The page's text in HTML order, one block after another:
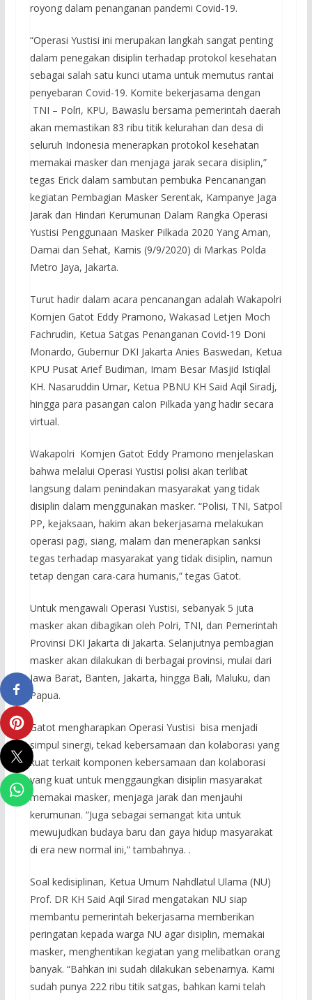
royong dalam penanganan pandemi Covid-19.
“Operasi Yustisi ini merupakan langkah sangat penting
dalam penegakan disiplin terhadap protokol kesehatan
sebagai salah satu kunci utama untuk memutus rantai
penyebaran Covid-19. Komite bekerjasama dengan
TNI – Polri, KPU, Bawaslu bersama pemerintah daerah
akan memastikan 83 ribu titik kelurahan dan desa di
seluruh Indonesia menerapkan protokol kesehatan
memakai masker dan menjaga jarak secara disiplin,”
tegas Erick dalam sambutan pembuka Pencanangan
kegiatan Pembagian Masker Serentak, Kampanye Jaga
Jarak dan Hindari Kerumunan Dalam Rangka Operasi
Yustisi Penggunaan Masker Pilkada 2020 Yang Aman,
Damai dan Sehat, Kamis (9/9/2020) di Markas Polda
Metro Jaya, Jakarta.
Turut hadir dalam acara pencanangan adalah Wakapolri
Komjen Gatot Eddy Pramono, Wakasad Letjen Moch
Fachrudin, Ketua Satgas Penanganan Covid-19 Doni
Monardo, Gubernur DKI Jakarta Anies Baswedan, Ketua
KPU Pusat Arief Budiman, Imam Besar Masjid Istiqlal
KH. Nasaruddin Umar, Ketua PBNU KH Said Aqil Siradj,
hingga para pasangan calon Pilkada yang hadir secara
virtual.
Wakapolri Komjen Gatot Eddy Pramono menjelaskan
bahwa melalui Operasi Yustisi polisi akan terlibat
langsung dalam penindakan masyarakat yang tidak
disiplin dalam menggunakan masker. “Polisi, TNI, Satpol
PP, kejaksaan, hakim akan bekerjasama melakukan
operasi pagi, siang, malam dan menerapkan sanksi
tegas terhadap masyarakat yang tidak disiplin, namun
tetap dengan cara-cara humanis,” tegas Gatot.
Untuk mengawali Operasi Yustisi, sebanyak 5 juta
masker akan dibagikan oleh Polri, TNI, dan Pemerintah
Provinsi DKI Jakarta di Jakarta. Selanjutnya pembagian
masker akan dilakukan di berbagai provinsi, mulai dari
Jawa Barat, Banten, Jakarta, hingga Bali, Maluku, dan
Papua.
Gatot mengharapkan Operasi Yustisi bisa menjadi
simpul sinergi, tekad kebersamaan dan kolaborasi yang
kuat terkait komponen kebersamaan dan kolaborasi
yang kuat untuk menggaungkan disiplin masyarakat
memakai masker, menjaga jarak dan menjauhi
kerumunan. “Juga sebagai semangat kita untuk
mewujudkan budaya baru dan gaya hidup masyarakat
di era new normal ini,” tambahnya. .
Soal kedisiplinan, Ketua Umum Nahdlatul Ulama (NU)
Prof. DR KH Said Aqil Sirad mengatakan NU siap
membantu pemerintah bekerjasama memberikan
peringatan kepada warga NU agar disiplin, memakai
masker, menghentikan kegiatan yang melibatkan orang
banyak. “Bahkan ini sudah dilakukan sebenarnya. Kami
sudah punya 222 ribu titik satgas, bahkan kami telah